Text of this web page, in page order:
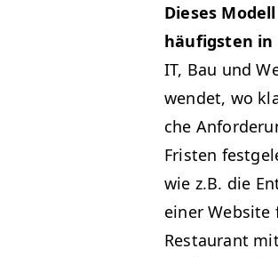
Dieses
häu­fig­sten in
IT, Bau und
wen­det, wo
che
Fris­ten
wie z.B. die
ein­er Web­site
Restau­rant